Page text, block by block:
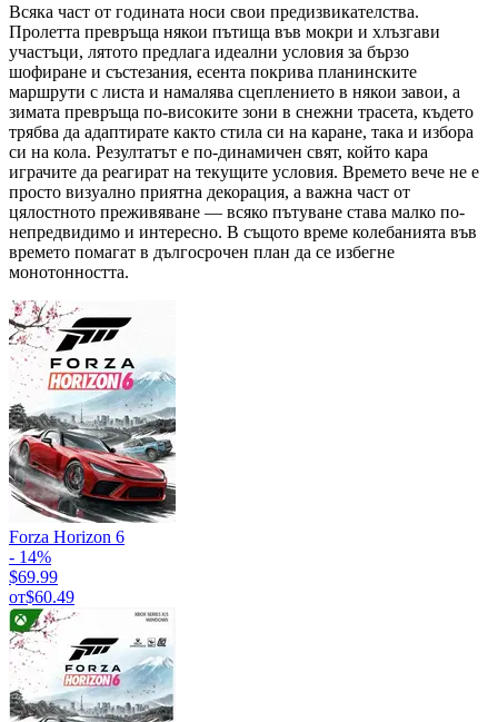
Всяка част от годината носи свои предизвикателства.
Пролетта превръща някои пътища във мокри и хлъзгави
участъци, лятото предлага идеални условия за бързо
шофиране и състезания, есента покрива планинските
маршрути с листа и намалява сцеплението в някои завои, а
зимата превръща по-високите зони в снежни трасета, където
трябва да адаптирате както стила си на каране, така и избора
си на кола. Резултатът е по-динамичен свят, който кара
играчите да реагират на текущите условия. Времето вече не е
просто визуално приятна декорация, а важна част от
цялостното преживяване — всяко пътуване става малко по-
непредвидимо и интересно. В същото време колебанията във
времето помагат в дългосрочен план да се избегне
монотонността.
Forza Horizon 6
- 14%
$69.99
от$60.49